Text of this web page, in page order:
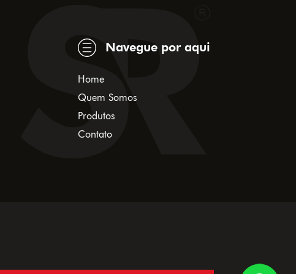
Navegue por aqui
Home
Quem Somos
Produtos
Contato